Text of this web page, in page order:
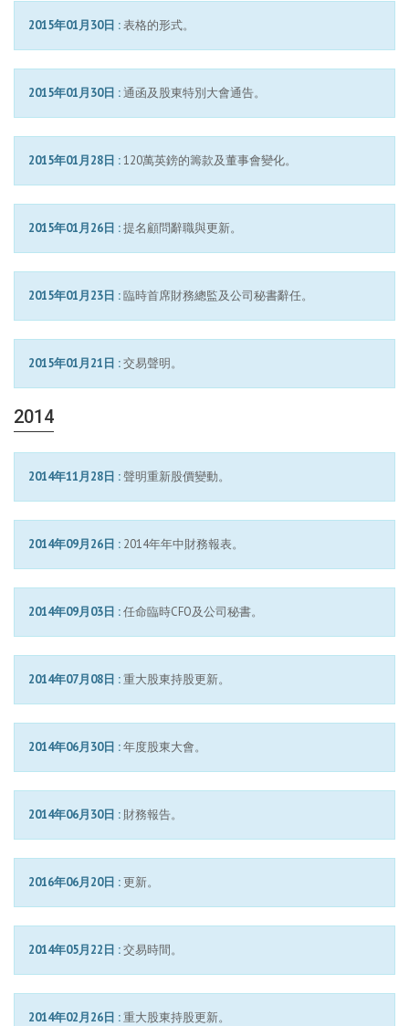
2015年01月30日 :表格的形式。
2015年01月30日 :通函及股東特別大會通告。
2015年01月28日 :120萬英鎊的籌款及董事會變化。
2015年01月26日 :提名顧問辭職與更新。
2015年01月23日 :臨時首席財務總監及公司秘書辭任。
2015年01月21日 :交易聲明。
2014
2014年11月28日 :聲明重新股價變動。
2014年09月26日 : 2014年年中財務報表。
2014年09月03日 :任命臨時CFO及公司秘書。
2014年07月08日 :重大股東持股更新。
2014年06月30日 :年度股東大會。
2014年06月30日 : 財務報告。
2016年06月20日 :更新。
2014年05月22日 :交易時間。
2014年02月26日 :重大股東持股更新。